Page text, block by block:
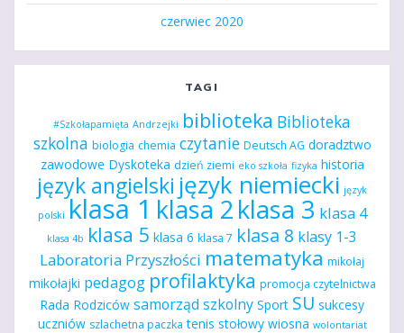
czerwiec 2020
TAGI
#Szkołapamięta Andrzejki biblioteka Biblioteka
szkolna biologia chemia czytanie Deutsch AG doradztwo
zawodowe Dyskoteka dzień ziemi eko szkoła fizyka historia
język angielski język niemiecki język
polski klasa 1 klasa 2klasa 3 klasa 4
klasa 4b klasa 5 klasa 6 klasa 7 klasa 8 klasy 1-3
Laboratoria Przyszłości matematyka mikołaj
mikołajki pedagog profilaktyka promocja czytelnictwa
Rada Rodziców samorząd szkolny Sport SU sukcesy
uczniów szlachetna paczka tenis stołowy wiosna wolontariat